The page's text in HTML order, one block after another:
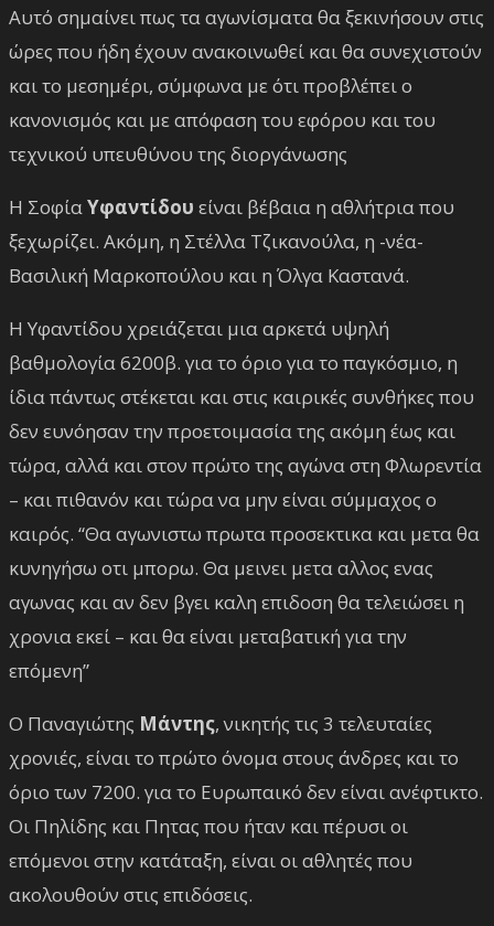
Αυτό σημαίνει πως τα αγωνίσματα θα ξεκινήσουν στις
ώρες που ήδη έχουν ανακοινωθεί και θα συνεχιστούν
και το μεσημέρι, σύμφωνα με ότι προβλέπει ο
κανονισμός και με απόφαση του εφόρου και του
τεχνικού υπευθύνου της διοργάνωσης
Η ΣοφίαΥφαντίδου είναι βέβαια η αθλήτρια που
ξεχωρίζει. Ακόμη, η Στέλλα Τζικανούλα, η -νέα-
Βασιλική Μαρκοπούλου και η Όλγα Καστανά.
Η Υφαντίδου χρειάζεται μια αρκετά υψηλή
βαθμολογία 6200β. για το όριο για το παγκόσμιο, η
ίδια πάντως στέκεται και στις καιρικές συνθήκες που
δεν ευνόησαν την προετοιμασία της ακόμη έως και
τώρα, αλλά και στον πρώτο της αγώνα στη Φλωρεντία
– και πιθανόν και τώρα να μην είναι σύμμαχος ο
καιρός. “Θα αγωνιστω πρωτα προσεκτικα και μετα θα
κυνηγήσω οτι μπορω. Θα μεινει μετα αλλος ενας
αγωνας και αν δεν βγει καλη επιδοση θα τελειώσει η
χρονια εκεί – και θα είναι μεταβατική για την
επόμενη”
Ο Παναγιώτης Μάντης, νικητής τις 3 τελευταίες
χρονιές, είναι το πρώτο όνομα στους άνδρες και το
όριο των 7200. για το Ευρωπαικό δεν είναι ανέφτικτο.
Οι Πηλίδης και Πητας που ήταν και πέρυσι οι
επόμενοι στην κατάταξη, είναι οι αθλητές που
ακολουθούν στις επιδόσεις.